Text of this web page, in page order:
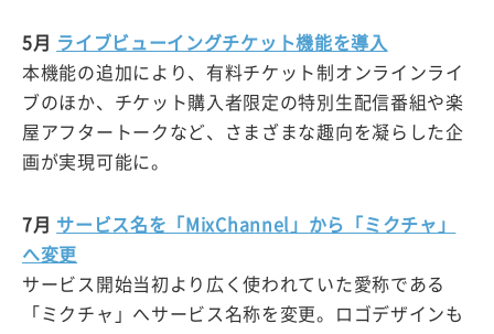
5月
ライブビューイングチケット機能を導入
本機能の追加により、有料チケット制オンラインライ
ブのほか、チケット購入者限定の特別生配信番組や楽
屋アフタートークなど、さまざまな趣向を凝らした企
画が実現可能に。
7月 サービス名を「MixChannel」から「ミクチャ」
へ変更
サービス開始当初より広く使われていた愛称である
「ミクチャ」へサービス名称を変更。ロゴデザインも